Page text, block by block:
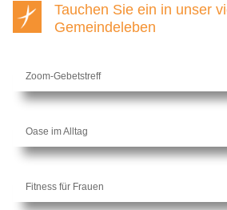
Tauchen Sie ein in unser
Gemeindeleben
Zoom-Gebetstreff
Oase im Alltag
Fitness für Frauen